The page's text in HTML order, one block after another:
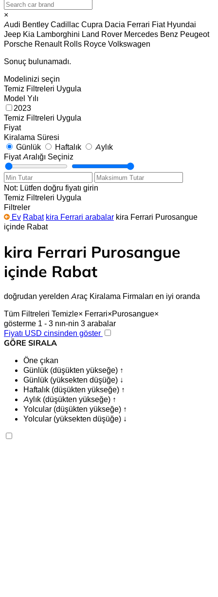
×
Audi Bentley Cadillac Cupra Dacia Ferrari Fiat Hyundai
Jeep Kia Lamborghini Land Rover Mercedes Benz Peugeot
Porsche Renault Rolls Royce Volkswagen
Sonuç bulunamadı.
Modelinizi seçin
Temiz Filtreleri Uygula
Model Yılı
2023
Temiz Filtreleri Uygula
Fiyat
Kiralama Süresi
Günlük
Haftalık
Aylık
Fiyat Aralığı Seçiniz
Not: Lütfen doğru fiyatı girin
Temiz Filtreleri Uygula
Filtreler
Ev Rabat kira Ferrari arabalar kira Ferrari Purosangue
içinde Rabat
kira Ferrari Purosangue
içinde Rabat
doğrudan yerelden Araç Kiralama Firmaları en iyi oranda
Tüm Filtreleri Temizle× Ferrari×Purosangue×
gösterme 1 - 3 nın-nin 3 arabalar
Fiyatı USD cinsinden göster
GÖRE SIRALA
Öne çıkan
Günlük (düşükten yükseğe) ↑
Günlük (yüksekten düşüğe) ↓
Haftalık (düşükten yükseğe) ↑
Aylık (düşükten yükseğe) ↑
Yolcular (düşükten yükseğe) ↑
Yolcular (yüksekten düşüğe) ↓